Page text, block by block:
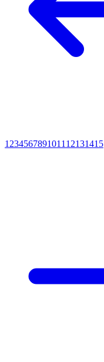
1 234567891011 12131415